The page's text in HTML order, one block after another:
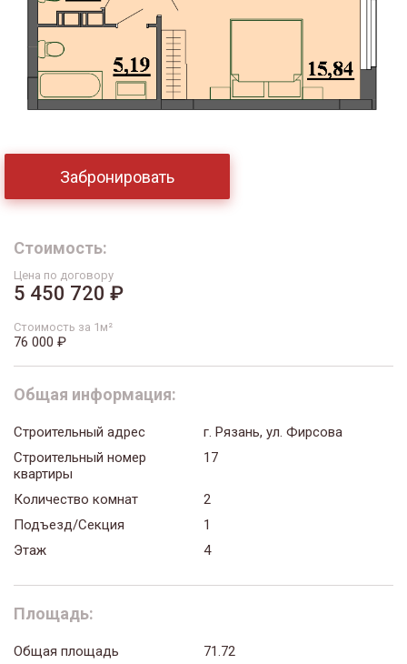
Забронировать
Стоимость:
Цена по договору
5 450 720 ₽
Стоимость за 1м²
76 000 ₽
Общая информация:
Строительный адрес
г. Рязань, ул. Фирсова
Строительный номер
квартиры
17
Количество комнат
2
Подъезд/Секция
1
Этаж
4
Площадь:
Общая площадь
71.72